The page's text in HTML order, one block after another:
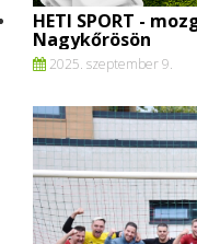
HETI SPORT -
Nagykőrösön
2025. szeptember 9.